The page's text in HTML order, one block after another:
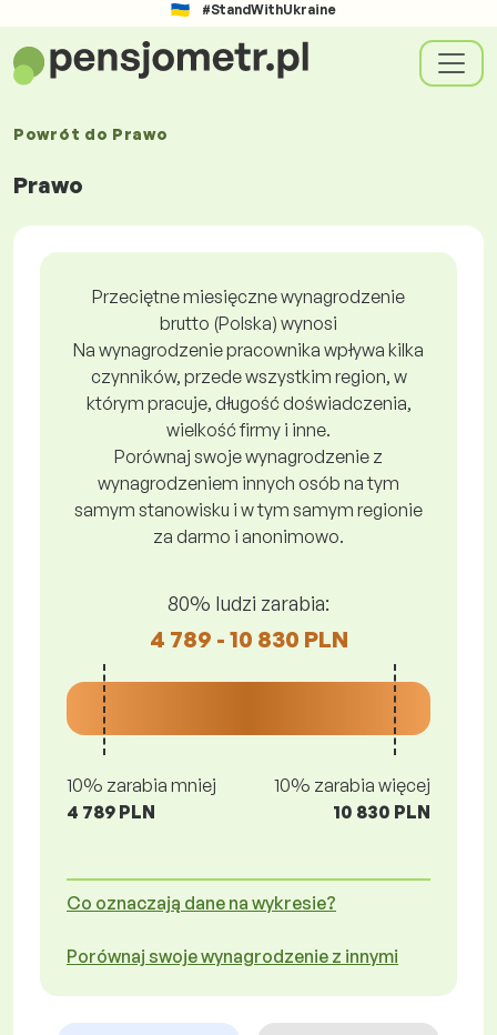
#StandWithUkraine
Powrót do Prawo
Prawo
Przeciętne miesięczne wynagrodzenie
brutto (Polska) wynosi
Na wynagrodzenie pracownika wpływa kilka
czynników, przede wszystkim region, w
którym pracuje, długość doświadczenia,
wielkość firmy i inne.
Porównaj swoje wynagrodzenie z
wynagrodzeniem innych osób na tym
samym stanowisku i w tym samym regionie
za darmo i anonimowo.
80% ludzi zarabia:
4 789 - 10 830 PLN
10% zarabia mniej
4 789 PLN
10% zarabia więcej
10 830 PLN
Co oznaczają dane na wykresie?
Porównaj swoje wynagrodzenie z innymi